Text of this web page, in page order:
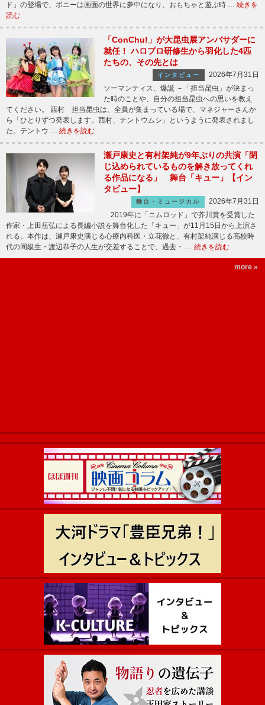
ド」の登場で、ボニーは画面の世界に夢中になり、おもちゃと遊ぶ時 … 続きを
読む
「ConChu!」が大昆虫展アンバサダーに
就任！ ハロプロ研修生から羽化した4匹
たちの、その先とは
インタビュー
2026年7月31日
ソーマンティス、爆誕 －「担当昆虫」が決まっ
た時のことや、自分の担当昆虫への思いを教え
てください。 西村 担当昆虫は、全員が集まっている場で、マネジャーさんか
ら「ひとりずつ発表します。西村、テントウムシ」というように発表されまし
た。テントウ … 続きを読む
瀬戸康史と有村架純が9年ぶりの共演「閉
じ込められているものを解き放ってくれ
る作品になる」 舞台「キュー」【イン
タビュー】
舞台・ミュージカル
2026年7月31日
2019年に「ニムロッド」で芥川賞を受賞した
作家・上田岳弘による長編小説を舞台化した「キュー」が11月15日から上演さ
れる。本作は、瀬戸康史演じる心療内科医・立花徹と、有村架純演じる高校時
代の同級生・渡辺恭子の人生が交差することで、過去・ … 続きを読む
more »